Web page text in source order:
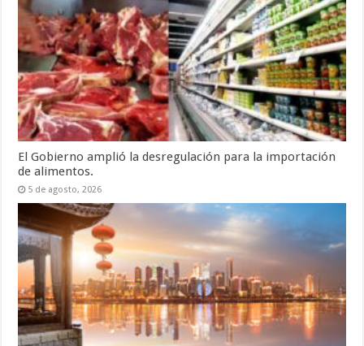
El Gobierno amplió la desregulación para la importación
de alimentos.
5 de agosto, 2026